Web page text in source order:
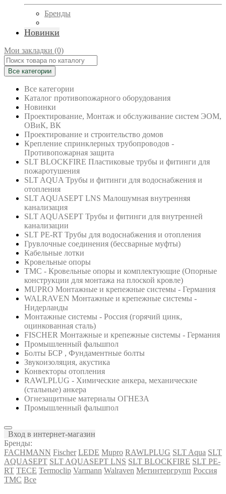
Бренды
Новинки
Мои закладки (0)
Все категории
Все категории
Каталог противопожарного оборудования
Новинки
Проектирование, Монтаж и обслуживание систем ЭОМ,
ОВиК, ВК
Проектирование и строительство домов
Крепление спринклерных трубопроводов -
Противопожарная защита
SLT BLOCKFIRE Пластиковые трубы и фитинги для
пожаротушения
SLT AQUA Трубы и фитинги для водоснабжения и
отопления
SLT AQUASEPT LNS Малошумная внутренняя
канализация
SLT AQUASEPT Трубы и фитинги для внутренней
канализации
SLT PE-RT Трубы для водоснабжения и отопления
Грувлочные соединения (бессварные муфты)
Кабельные лотки
Кровельные опоры
ТМС - Кровельные опоры и комплектующие (Опорные
конструкции для монтажа на плоской кровле)
MUPRO Монтажные и крепежные системы - Германия
WALRAVEN Монтажные и крепежные системы -
Нидерланды
Монтажные системы - Россия (горячий цинк,
оцинкованная сталь)
FISCHER Монтажные и крепежные системы - Германия
Промышленный фальшпол
Болты БСР , Фундаментные болты
Звукоизоляция, акустика
Конвекторы отопления
RAWLPLUG - Химические анкера, механические
(стальные) анкера
Огнезащитные материалы ОГНЕЗА
Промышленный фальшпол
Вход в интернет-магазин
Бренды:
FACHMANN Fischer LEDE Mupro RAWLPLUG SLT Aqua SLT
AQUASEPT SLT AQUASEPT LNS SLT BLOCKFIRE SLT PE-
RT TECE Termoclip Varmann Walraven Метинтергрупп Россия
ТМС Все